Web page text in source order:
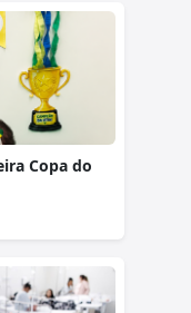
Copa do